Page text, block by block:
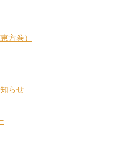
方巻）
らせ